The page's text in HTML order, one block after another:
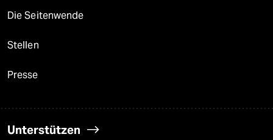
Die Seitenwende
Stellen
Presse
Unterstützen